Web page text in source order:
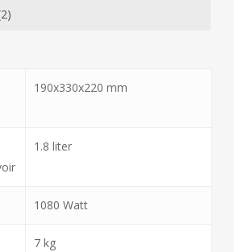
190x330x220 mm
1.8 liter
1080 Watt
7 kg